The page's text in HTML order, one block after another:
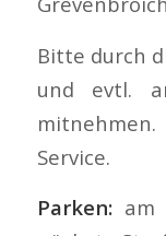
Bitte durch
und evtl.
Service.
Parken:am